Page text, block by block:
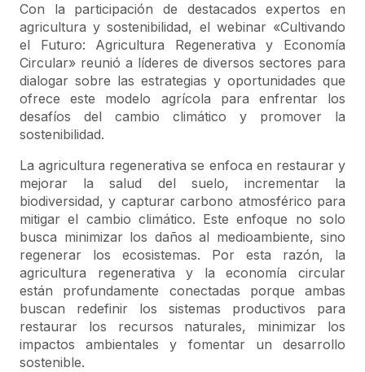
Con la participación de destacados expertos en
agricultura y sostenibilidad, el webinar «Cultivando
el Futuro: Agricultura Regenerativa y Economía
Circular» reunió a líderes de diversos sectores para
dialogar sobre las estrategias y oportunidades que
ofrece este modelo agrícola para enfrentar los
desafíos del cambio climático y promover la
sostenibilidad.
La agricultura regenerativa se enfoca en restaurar y
mejorar la salud del suelo, incrementar la
biodiversidad, y capturar carbono atmosférico para
mitigar el cambio climático. Este enfoque no solo
busca minimizar los daños al medioambiente, sino
regenerar los ecosistemas. Por esta razón, la
agricultura regenerativa y la economía circular
están profundamente conectadas porque ambas
buscan redefinir los sistemas productivos para
restaurar los recursos naturales, minimizar los
impactos ambientales y fomentar un desarrollo
sostenible.